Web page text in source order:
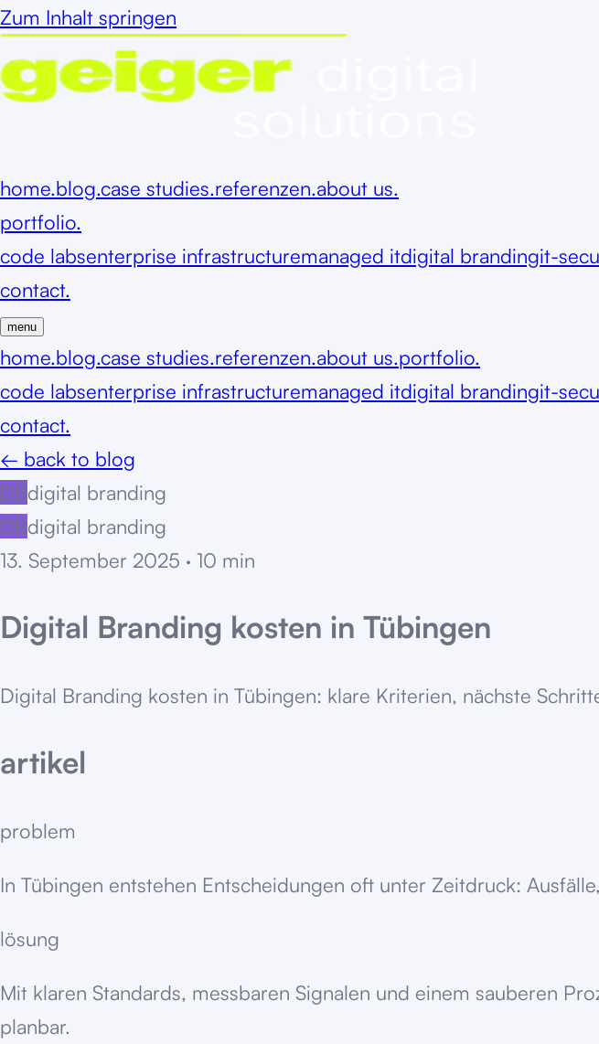
Zum Inhalt springen
home.blog.case studies.referenzen.about us.
portfolio.
code labsenterprise infrastructuremanaged itdigital brandingit-
contact.
menu
home.blog.case studies.referenzen.about us.portfolio.
code labsenterprise infrastructuremanaged itdigital brandingit-
contact.
← back to blog
DBdigital branding
DBdigital branding
13. September 2025 · 10 min
Digital Branding kosten in Tübingen
Digital Branding kosten in Tübingen: klare Kriterien, nächste
artikel
problem
In Tübingen entstehen Entscheidungen oft unter Zeitdruck:
lösung
Mit klaren Standards, messbaren Signalen und einem sauberen
planbar.